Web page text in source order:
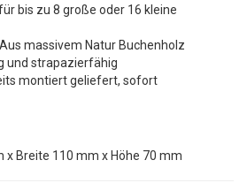
bis zu 8 große oder 16 kleine
massivem Natur Buchenholz
und strapazierfähig
montiert geliefert, sofort
x Breite 110 mm x Höhe 70 mm